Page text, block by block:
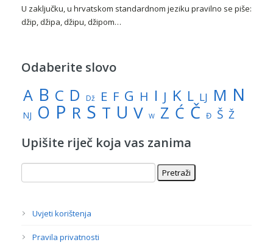
U zaključku, u hrvatskom standardnom jeziku pravilno se piše:
džip, džipa, džipu, džipom…
Odaberite slovo
A B C D Dž E F G H I J K L LJ M N
NJ O P R S T U V W Z Ć Č Đ Š Ž
Upišite riječ koja vas zanima
Uvjeti korištenja
Pravila privatnosti